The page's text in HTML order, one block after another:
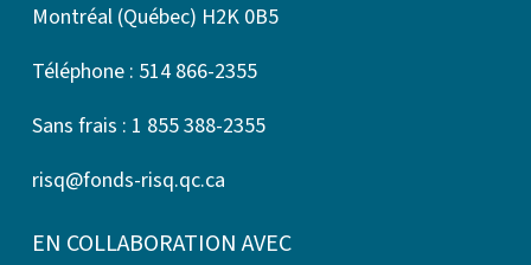
Montréal (Québec) H2K 0B5
Téléphone : 514 866-2355
Sans frais : 1 855 388-2355
risq@fonds-risq.qc.ca
EN COLLABORATION AVEC